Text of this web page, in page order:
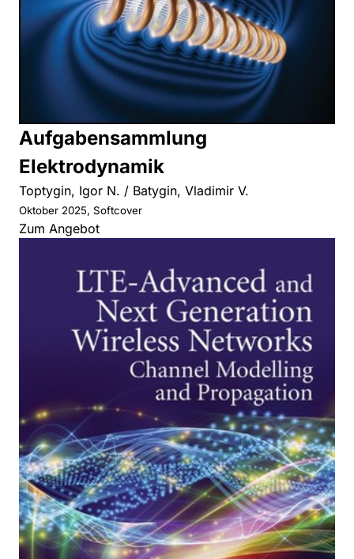
Aufgabensammlung
Elektrodynamik
Toptygin, Igor N. / Batygin, Vladimir V.
Oktober 2025, Softcover
Zum Angebot